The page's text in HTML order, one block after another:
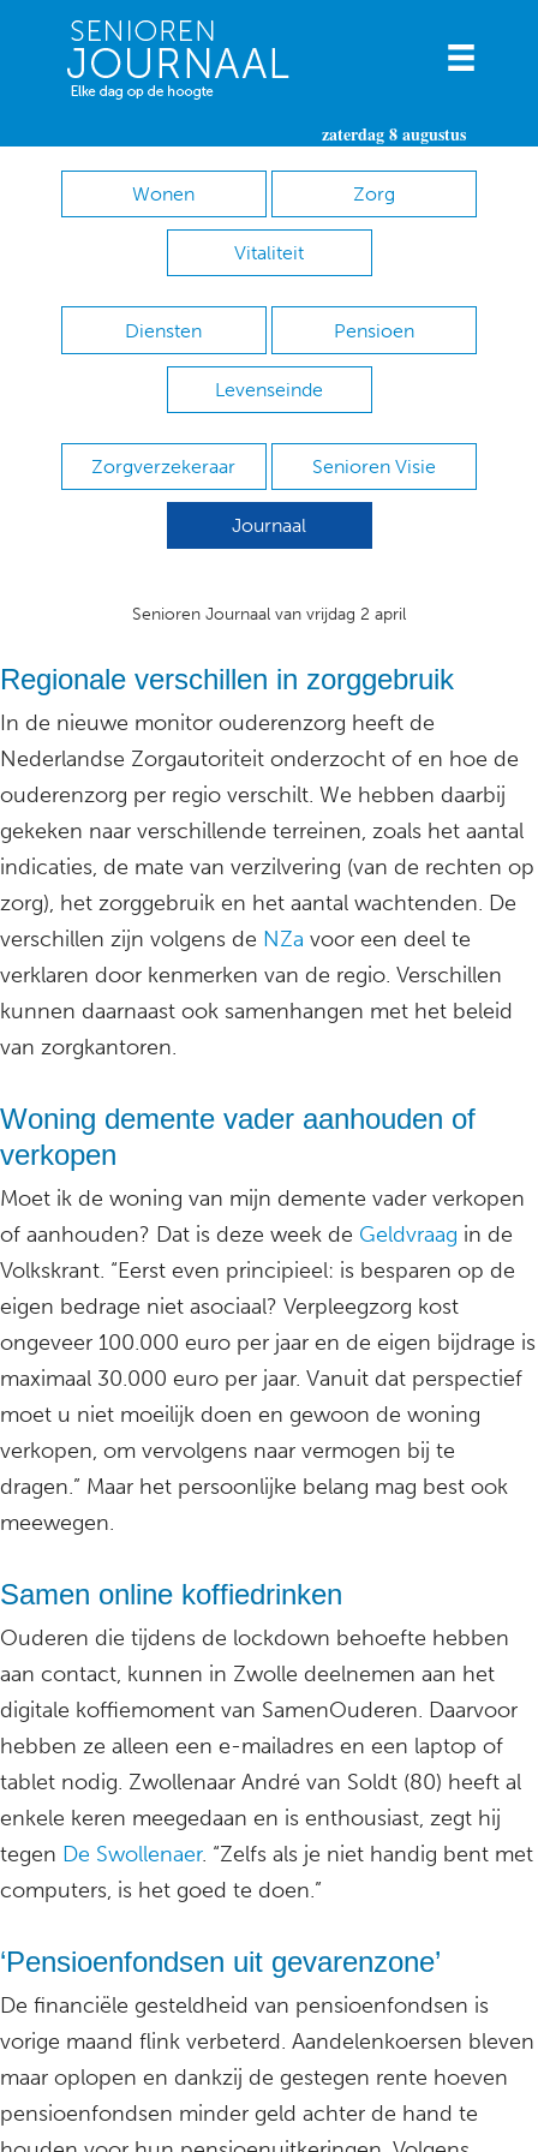
zaterdag 8 augustus
Wonen Zorg
Vitaliteit
Diensten Pensioen
Levenseinde
Zorgverzekeraar Senioren Visie
Journaal
Senioren Journaal van vrijdag 2 april
Regionale verschillen in zorggebruik
In de nieuwe monitor ouderenzorg heeft de
Nederlandse Zorgautoriteit onderzocht of en hoe de
ouderenzorg per regio verschilt. We hebben daarbij
gekeken naar verschillende terreinen, zoals het aantal
indicaties, de mate van verzilvering (van de rechten op
zorg), het zorggebruik en het aantal wachtenden. De
verschillen zijn volgens de NZa voor een deel te
verklaren door kenmerken van de regio. Verschillen
kunnen daarnaast ook samenhangen met het beleid
van zorgkantoren.
Woning demente vader aanhouden of
verkopen
Moet ik de woning van mijn demente vader verkopen
of aanhouden? Dat is deze week de Geldvraag in de
Volkskrant. “Eerst even principieel: is besparen op de
eigen bedrage niet asociaal? Verpleegzorg kost
ongeveer 100.000 euro per jaar en de eigen bijdrage is
maximaal 30.000 euro per jaar. Vanuit dat perspectief
moet u niet moeilijk doen en gewoon de woning
verkopen, om vervolgens naar vermogen bij te
dragen.” Maar het persoonlijke belang mag best ook
meewegen.
Samen online koffiedrinken
Ouderen die tijdens de lockdown behoefte hebben
aan contact, kunnen in Zwolle deelnemen aan het
digitale koffiemoment van SamenOuderen. Daarvoor
hebben ze alleen een e-mailadres en een laptop of
tablet nodig. Zwollenaar André van Soldt (80) heeft al
enkele keren meegedaan en is enthousiast, zegt hij
tegen De Swollenaer. “Zelfs als je niet handig bent met
computers, is het goed te doen.”
‘Pensioenfondsen uit gevarenzone’
De financiële gesteldheid van pensioenfondsen is
vorige maand flink verbeterd. Aandelenkoersen bleven
maar oplopen en dankzij de gestegen rente hoeven
pensioenfondsen minder geld achter de hand te